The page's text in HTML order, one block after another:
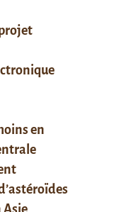
en
Asie